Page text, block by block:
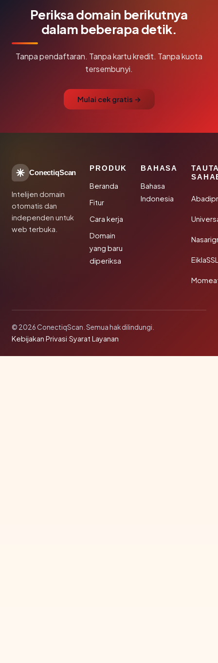
Periksa domain berikutnya
dalam beberapa detik.
Tanpa pendaftaran. Tanpa kartu kredit. Tanpa kuota
tersembunyi.
Mulai cek gratis →
ConectiqScan
Intelijen domain
otomatis dan
independen untuk
web terbuka.
PRODUK
Beranda
Fitur
Cara kerja
Domain
yang baru
diperiksa
BAHASA
Bahasa
Indonesia
© 2026 ConectiqScan. Semua hak dilindungi.
Kebijakan Privasi·Syarat Layanan